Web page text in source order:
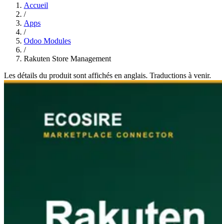
Accueil
/
Apps
/
Odoo Modules
/
Rakuten Store Management
Les détails du produit sont affichés en anglais. Traductions à venir.